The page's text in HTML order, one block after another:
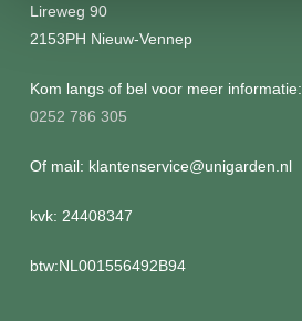
Lireweg 90
2153PH Nieuw-Vennep
Kom langs of bel voor meer informatie:
0252 786 305
Of mail: klantenservice@unigarden.nl
kvk: 24408347
btw:NL001556492B94